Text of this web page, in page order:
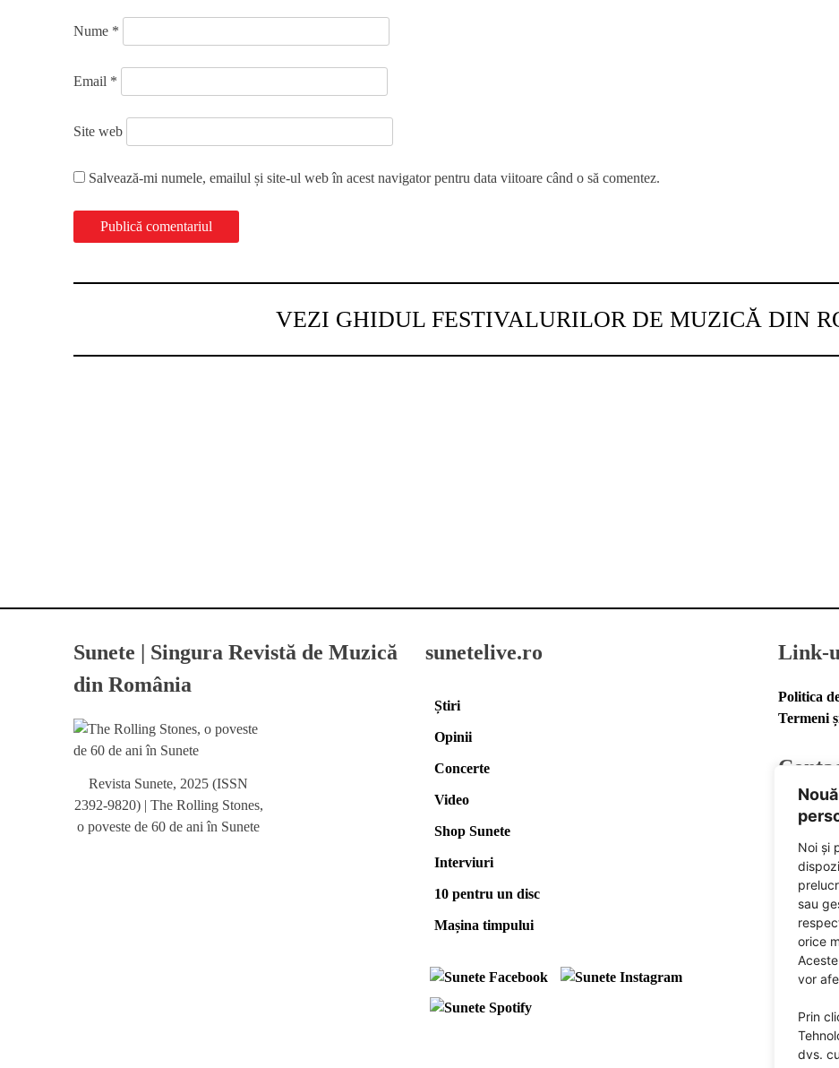
Noi și
sau
orice
vor
Prin
dvs.
Nume *
Email *
Site web
Salvează-mi numele, emailul și site-ul web în acest navigator pentru data viitoare când o să comentez.
VEZI GHIDUL FESTIVALURILOR DE MUZICĂ DIN
Sunete | Singura Revistă de Muzică
din România
Revista Sunete, 2025 (ISSN
2392-9820) | The Rolling Stones,
o poveste de 60 de ani în Sunete
sunetelive.ro
Știri
Opinii
Concerte
Video
Shop Sunete
Interviuri
10 pentru un disc
Mașina timpului
Link-
Politica
Termeni
E-mail
Spotify
Powered